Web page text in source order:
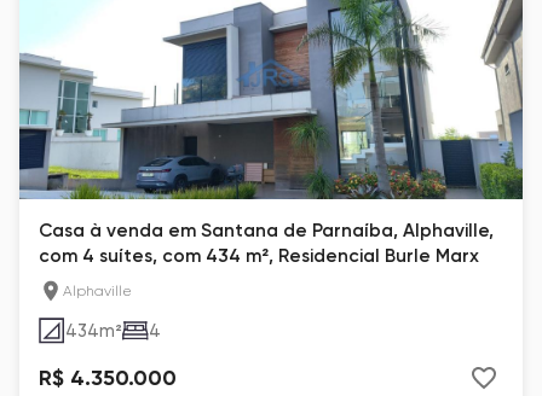
Casa à venda em Santana de Parnaíba, Alphaville,
com 4 suítes, com 434 m², Residencial Burle Marx
Alphaville
434m² 4
R$ 4.350.000